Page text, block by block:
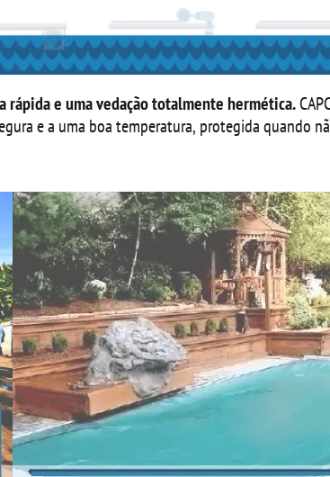
rápida e uma vedação totalmente hermética.
e a uma boa temperatura, protegida quando